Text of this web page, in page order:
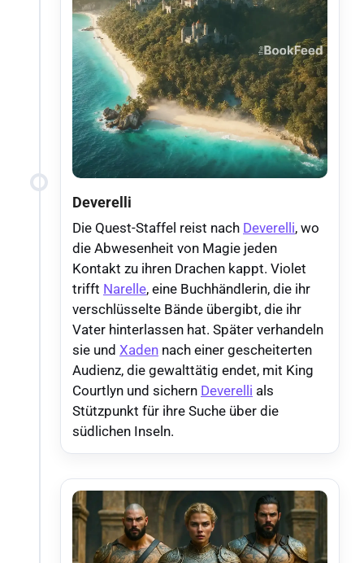
Deverelli
Die Quest-Staffel reist nach Deverelli, wo
die Abwesenheit von Magie jeden
Kontakt zu ihren Drachen kappt. Violet
trifft Narelle, eine Buchhändlerin, die ihr
verschlüsselte Bände übergibt, die ihr
Vater hinterlassen hat. Später verhandeln
sie und Xaden nach einer gescheiterten
Audienz, die gewalttätig endet, mit King
Courtlyn und sichern Deverelli als
Stützpunkt für ihre Suche über die
südlichen Inseln.